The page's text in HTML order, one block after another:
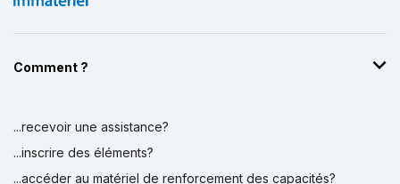
Comment ?
...recevoir une assistance?
...inscrire des éléments?
...accéder au matériel de renforcement des capacités?